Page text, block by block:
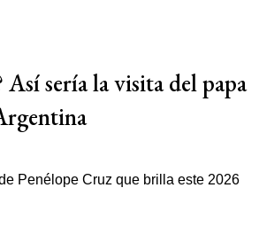
sería la visita del papa